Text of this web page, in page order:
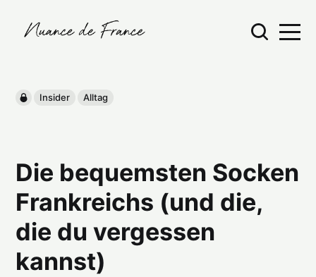
Insider Alltag
Die bequemsten Socken
Frankreichs (und die,
die du vergessen
kannst)